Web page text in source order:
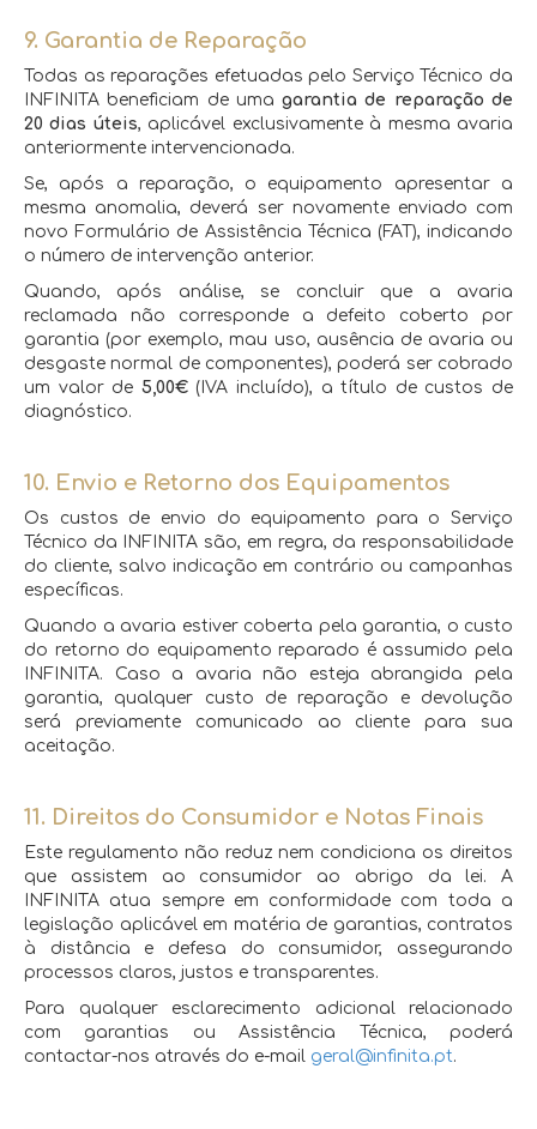
9. Garantia de Reparação
Todas as reparações efetuadas pelo Serviço Técnico da
INFINITA beneficiam de umagarantia de reparação de
20 dias úteis, aplicável exclusivamente à mesma avaria
anteriormente intervencionada.
Se, após a reparação, o equipamento apresentar a
mesma anomalia, deverá ser novamente enviado com
novo Formulário de Assistência Técnica (FAT), indicando
o número de intervenção anterior.
Quando, após análise, se concluir que a avaria
reclamada não corresponde a defeito coberto por
garantia (por exemplo, mau uso, ausência de avaria ou
desgaste normal de componentes), poderá ser cobrado
um valor de 5,00€(IVA incluído), a título de custos de
diagnóstico.
10. Envio e Retorno dos Equipamentos
Os custos de envio do equipamento para o Serviço
Técnico da INFINITA são, em regra, da responsabilidade
do cliente, salvo indicação em contrário ou campanhas
específicas.
Quando a avaria estiver coberta pela garantia, o custo
do retorno do equipamento reparado é assumido pela
INFINITA. Caso a avaria não esteja abrangida pela
garantia, qualquer custo de reparação e devolução
será previamente comunicado ao cliente para sua
aceitação.
11. Direitos do Consumidor e Notas Finais
Este regulamento não reduz nem condiciona os direitos
que assistem ao consumidor ao abrigo da lei. A
INFINITA atua sempre em conformidade com toda a
legislação aplicável em matéria de garantias, contratos
à distância e defesa do consumidor, assegurando
processos claros, justos e transparentes.
Para qualquer esclarecimento adicional relacionado
com garantias ou Assistência Técnica, poderá
contactar-nos através do e-mail geral@infinita.pt.